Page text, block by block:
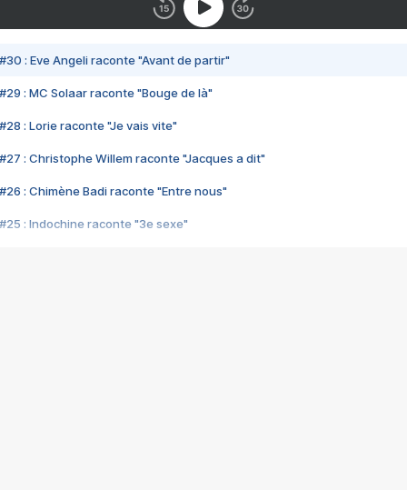
#30 : Eve Angeli raconte "Avant de partir"
#29 : MC Solaar raconte "Bouge de là"
#28 : Lorie raconte "Je vais vite"
#27 : Christophe Willem raconte "Jacques a dit"
#26 : Chimène Badi raconte "Entre nous"
#25 : Indochine raconte "3e sexe"